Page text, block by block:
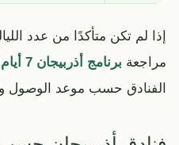
إذا لم تكن متأكدًا من عدد
مراجعة برنامج أذربيجان 7 أيام
الفنادق حسب موعد الوصول